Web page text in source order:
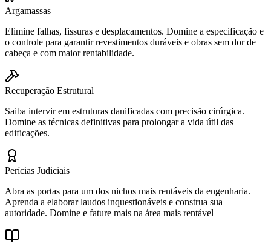
Argamassas
Elimine falhas, fissuras e desplacamentos. Domine a especificação e
o controle para garantir revestimentos duráveis e obras sem dor de
cabeça e com maior rentabilidade.
Recuperação Estrutural
Saiba intervir em estruturas danificadas com precisão cirúrgica.
Domine as técnicas definitivas para prolongar a vida útil das
edificações.
Perícias Judiciais
Abra as portas para um dos nichos mais rentáveis da engenharia.
Aprenda a elaborar laudos inquestionáveis e construa sua
autoridade. Domine e fature mais na área mais rentável